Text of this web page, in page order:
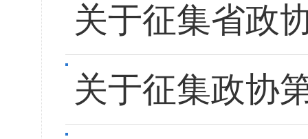
关于征集省政
关于征集政协